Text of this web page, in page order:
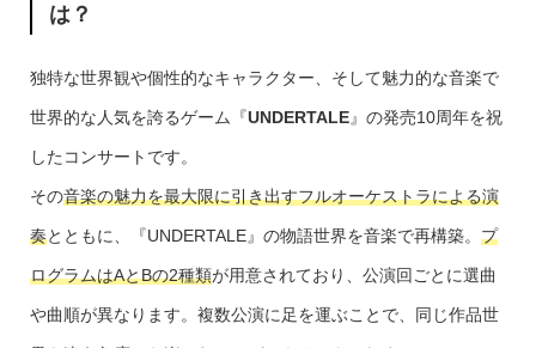
は？
独特な世界観や個性的なキャラクター、そして魅力的な音楽で
世界的な人気を誇るゲーム『UNDERTALE』の発売10周年を祝
したコンサートです。
その音楽の魅力を最大限に引き出すフルオーケストラによる演
奏とともに、『UNDERTALE』の物語世界を音楽で再構築。 プ
ログラムはAとBの2種類が用意されており、公演回ごとに選曲
や曲順が異なります。複数公演に足を運ぶことで、同じ作品世